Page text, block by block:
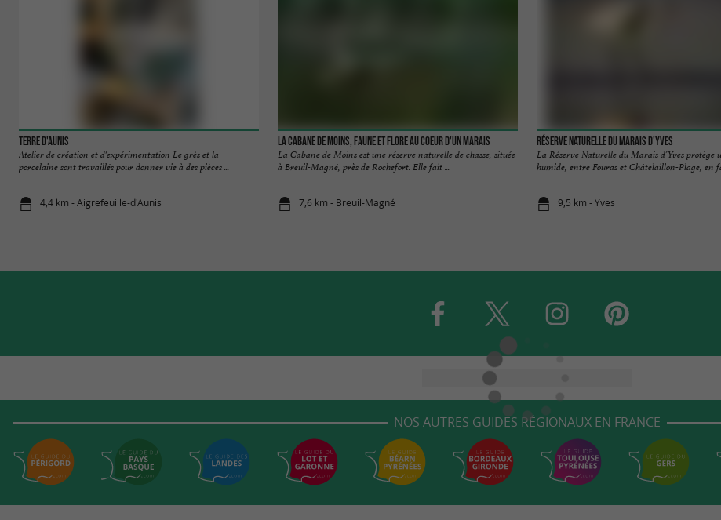
Terre d'Aunis
Atelier de création et d'expérimentation Le grès et la
porcelaine sont travaillés pour donner vie à des pièces ...
4,4 km - Aigrefeuille-d'Aunis
La Cabane de Moins, Faune et Flore au coeur d'un marais
La Cabane de Moins est une réserve naturelle de chasse, située
à Breuil-Magné, près de Rochefort. Elle fait ...
7,6 km - Breuil-Magné
Réserve Naturelle du Marais d'Yves
La Réserve Naturelle du Marais d’Yves protège
humide, entre Fouras et Châtelaillon-Plage, en
9,5 km - Yves
NOS AUTRES GUIDES RÉGIONAUX EN FRANCE